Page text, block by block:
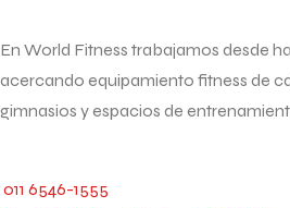
En World Fitness trabajamos desde
acercando equipamiento fitness de
gimnasios y espacios de
011 6546-1555